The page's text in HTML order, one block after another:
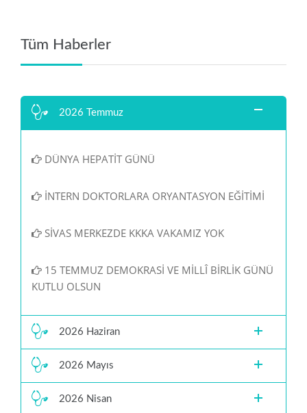
Tüm Haberler
2026 Temmuz
DÜNYA HEPATİT GÜNÜ
İNTERN DOKTORLARA ORYANTASYON EĞİTİMİ
SİVAS MERKEZDE KKKA VAKAMIZ YOK
15 TEMMUZ DEMOKRASİ VE MİLLÎ BİRLİK GÜNÜ
KUTLU OLSUN
2026 Haziran
2026 Mayıs
2026 Nisan